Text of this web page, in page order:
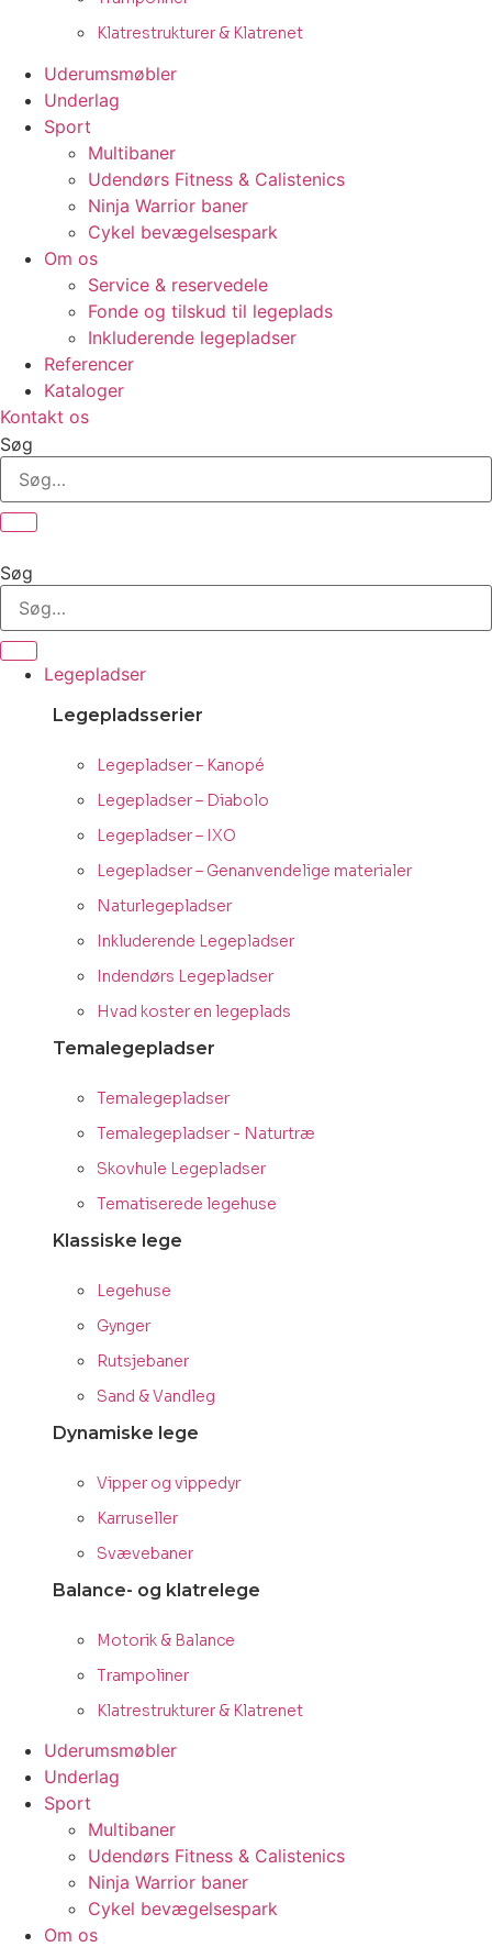
Klatrestrukturer & Klatrenet
Uderumsmøbler
Underlag
Sport
Multibaner
Udendørs Fitness & Calistenics
Ninja Warrior baner
Cykel bevægelsespark
Om os
Service & reservedele
Fonde og tilskud til legeplads
Inkluderende legepladser
Referencer
Kataloger
Kontakt os
Søg
Søg
Legepladser
Legepladsserier
Legepladser – Kanopé
Legepladser – Diabolo
Legepladser – IXO
Legepladser – Genanvendelige materialer
Naturlegepladser
Inkluderende Legepladser
Indendørs Legepladser
Hvad koster en legeplads
Temalegepladser
Temalegepladser
Temalegepladser - Naturtræ
Skovhule Legepladser
Tematiserede legehuse
Klassiske lege
Legehuse
Gynger
Rutsjebaner
Sand & Vandleg
Dynamiske lege
Vipper og vippedyr
Karruseller
Svævebaner
Balance- og klatrelege
Motorik & Balance
Trampoliner
Klatrestrukturer & Klatrenet
Uderumsmøbler
Underlag
Sport
Multibaner
Udendørs Fitness & Calistenics
Ninja Warrior baner
Cykel bevægelsespark
Om os